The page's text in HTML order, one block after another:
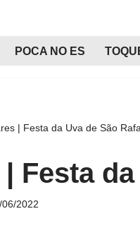
POCA NO ES
| Festa da Uva de São
Festa
06/2022